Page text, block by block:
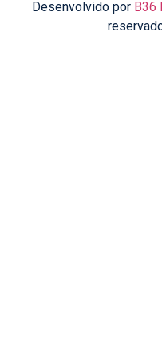
Desenvolvido por B36